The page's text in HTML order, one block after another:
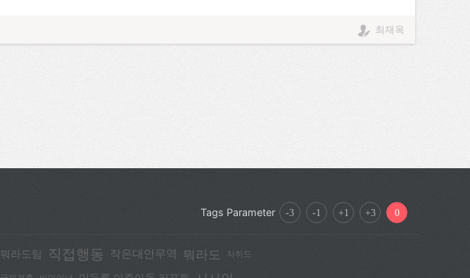
최재옥
Tags Parameter -3 -1 +1 +3 0
뭐라도팀 직접행동 작은대안무역 뭐라도 자히드